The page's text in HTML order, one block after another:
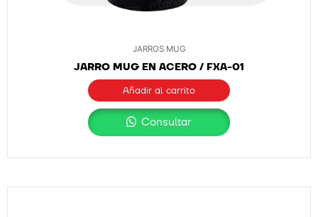
JARROS MUG
JARRO MUG EN ACERO / FXA-01
Añadir al carrito
Consultar